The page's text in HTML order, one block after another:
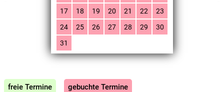
17
18 19 20 21 22
23
24
25 26 27 28 29
30
31
freie Termine gebuchte Termine